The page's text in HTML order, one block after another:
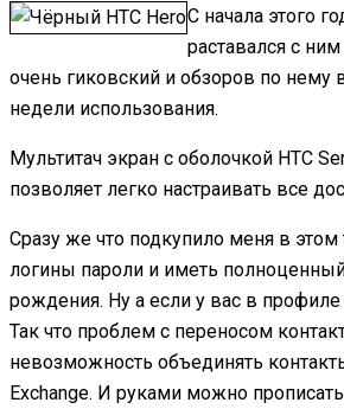
С начала этого
раставался с
очень гиковский и обзоров по нему
недели использования.
Мультитач экран с оболочкой HTC
позволяет легко настраивать все
Сразу же что подкупило меня в этом
логины пароли и иметь
рождения. Ну а если у вас в
Так что проблем с переносом
невозможность объединять
Exchange. И руками можно